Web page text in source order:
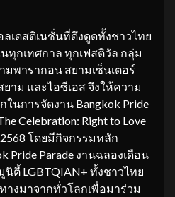
ลเดสติเนชั่นที่ดึงดูดทั้งชาวไทย
ทุกเทศกาล ทุกเฟสติวัล กลุ่ม
มพารากอน สยามเซ็นเตอร์
าม และไอซีเอส จึงให้ความ
นการจัดงาน Bangkok Pride
Celebration: Right to Love
2568 โดยมีกิจกรรมหลัก
Pride Parade งานฉลองเดือน
ตี้ LGBTQIAN+ ทั้งชาวไทย
างมาจากทั่วโลกเพื่อมาร่วม